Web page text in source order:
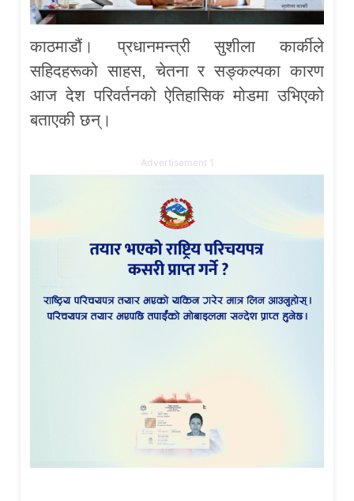
काठमाडौं। प्रधानमन्त्री सुशीला कार्कीले
सहिदहरूको साहस, चेतना र सङ्कल्पका कारण
आज देश परिवर्तनको ऐतिहासिक मोडमा उभिएको
बताएकी छन्।
Advertisement 1